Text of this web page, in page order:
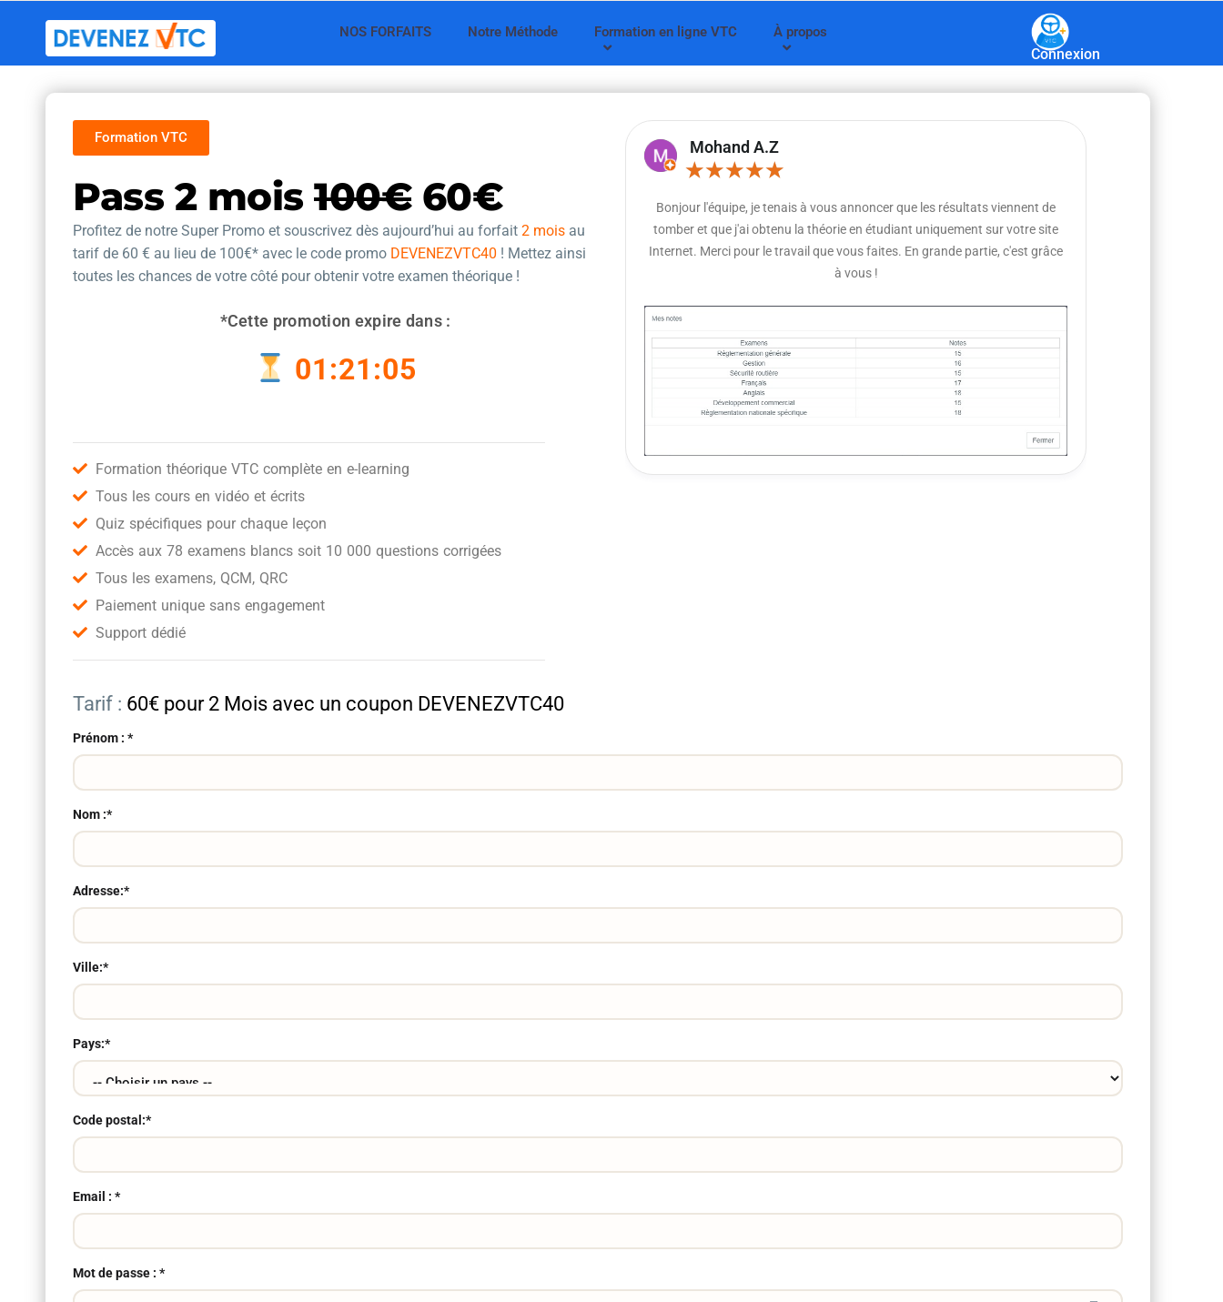
contenu
NOS FORFAITS Notre Méthode Formation en ligne VTC À propos
Connexion
Formation VTC
Pass 2 mois 100€60€
Profitez de notre Super Promo et souscrivez dès aujourd’hui au forfait 2 mois au
tarif de 60 € au lieu de 100€* avec le code promo DEVENEZVTC40 ! Mettez ainsi
toutes les chances de votre côté pour obtenir votre examen théorique !
*Cette promotion expire dans :
01:21:05
Formation théorique VTC complète en e-learning
Tous les cours en vidéo et écrits
Quiz spécifiques pour chaque leçon
Accès aux 78 examens blancs soit 10 000 questions corrigées
Tous les examens, QCM, QRC
Paiement unique sans engagement
Support dédié
Mohand A.Z
★★★★★
Bonjour l'équipe, je tenais à vous annoncer que les résultats viennent de
tomber et que j'ai obtenu la théorie en étudiant uniquement sur votre site
Internet. Merci pour le travail que vous faites. En grande partie, c'est grâce
à vous !
Tarif : 60€ pour 2 Mois avec un coupon DEVENEZVTC40
Prénom : *
Nom :*
Adresse:*
Ville:*
Pays:*
Code postal:*
Email : *
Mot de passe : *